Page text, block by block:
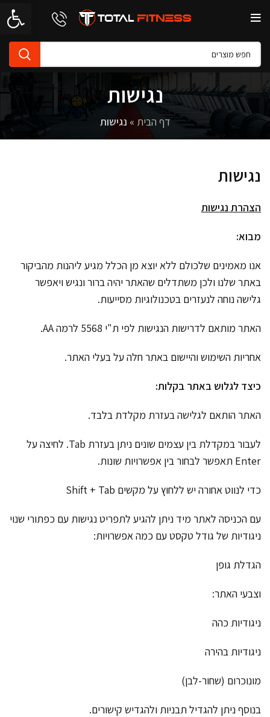
פתח
נגישות
דף הבית » נגישות
נגישות
הצהרת נגישות
מבוא:
אנו מאמינים שלכולם ללא יוצא מן הכלל מגיע ליהנות מהביקור
באתר שלנו ולכן משתדלים שהאתר יהיה ברור ונגיש ויאפשר
גלישה נוחה לנעזרים בטכנולוגיות מסייעות.
האתר מותאם לדרישות הנגישות לפי ת"י 5568 לרמה AA.
אחריות השימוש והיישום באתר חלה על בעלי האתר.
כיצד לגלוש באתר בקלות:
האתר הותאם לגלישה בעזרת מקלדת בלבד.
לעבור במקדלת בין עצמים שונים ניתן בעזרת Tab. לחיצה על
Enter תאפשר לבחור בין אפשרויות שונות.
כדי לנווט אחורה יש ללחוץ על מקשים Shift + Tab
עם הכניסה לאתר מיד ניתן להגיע לתפריט נגישות עם כפתורי שנוי
ניגודיות של גודל טקסט עם כמה אפשרויות:
הגדלת גופן
וצבעי האתר:
ניגודיות כהה
ניגודיות בהירה
מונוכרום (שחור-לבן)
בנוסף ניתן להגדיל תבניות ולהגדיש קישורים.